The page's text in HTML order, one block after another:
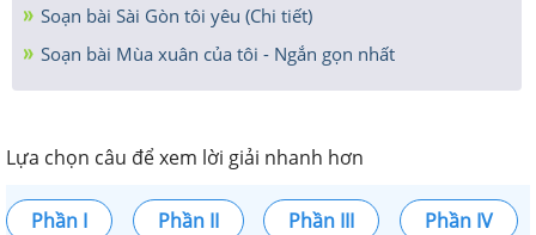
Soạn bài Sài Gòn tôi yêu (Chi tiết)
Soạn bài Mùa xuân của tôi - Ngắn gọn nhất
Lựa chọn câu để xem lời giải nhanh hơn
Phần I Phần II Phần III
Phần IV